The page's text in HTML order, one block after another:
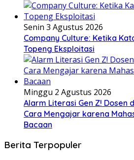
Senin 3 Agustus 2026
Company Culture: Ketika
Topeng Eksploitasi
Minggu 2 Agustus 2026
Alarm Literasi Gen Z! Dosen
Cara Mengajar karena
Bacaan
Berita Terpopuler